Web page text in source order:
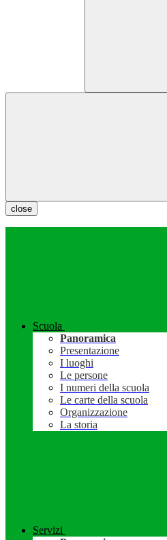
close
Scuola
Panoramica
Presentazione
I luoghi
Le persone
I numeri della scuola
Le carte della scuola
Organizzazione
La storia
Servizi